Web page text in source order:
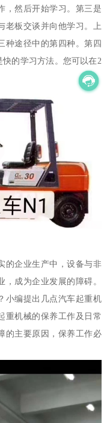
，然后开始学习。第三是
老板交谈并向他学习。上
种途径中的第四种。第四
的学习方法。您可以在2
的企业生产中，设备与非
成为企业发展的障碍。
小编提出几点汽车起重机
重机械的保养工作及日常
的主要原因，保养工作必